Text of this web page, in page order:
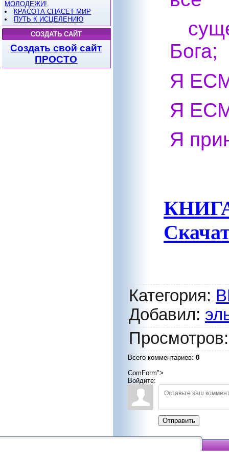
МОЛОДЕЖИ!
КРАСОТА СПАСЕТ МИР
ПУТЬ К ИСЦЕЛЕНИЮ
СОЗДАТЬ САЙТ
Создать свой сайт
ПРОСТО
Бога;
Я
Я
Я
Категория:
Добавил:
Просмотров
Всего комментариев: 0
ComForm">
Войдите:
Отправить